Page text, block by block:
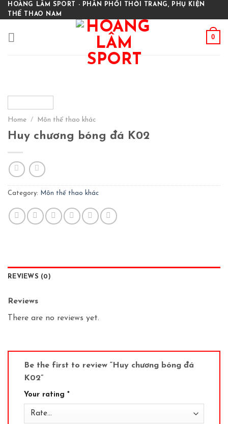
Skip
to
HOÀNG LÂM SPORT - PHÂN PHỐI THỜI TRANG, PHỤ KIỆN
THỂ THAO NAM
0
Home / Môn thể thao khác
Huy chương bóng đá K02
Category: Môn thể thao khác
REVIEWS (0)
Reviews
There are no reviews yet.
Be the first to review “Huy chương bóng đá
K02”
Your rating *